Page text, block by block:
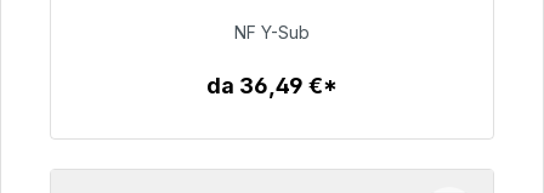
50,99 €
NF Y-Sub
da 36,49 €*